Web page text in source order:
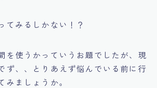
てみるしかない！？
を使うかっていうお題でしたが、現
ず、、とりあえず悩んでいる前に行
みましょうか。